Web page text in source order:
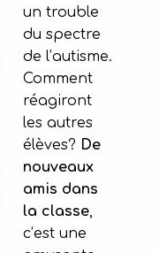
un trouble
du spectre
de l’autisme.
Comment
réagiront
les autres
élèves? De
nouveaux
amis dans
la classe,
c’est une